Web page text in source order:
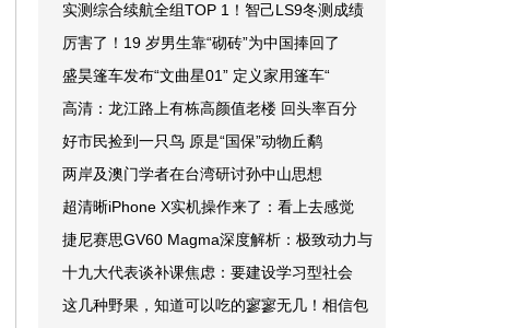
实测综合续航全组TOP 1！智己LS9冬测成绩
厉害了！19 岁男生靠“砌砖”为中国捧回了
盛昊篷车发布“文曲星01” 定义家用篷车“
高清：龙江路上有栋高颜值老楼 回头率百分
好市民捡到一只鸟 原是“国保”动物丘鹬
两岸及澳门学者在台湾研讨孙中山思想
超清晰iPhone X实机操作来了：看上去感觉
捷尼赛思GV60 Magma深度解析：极致动力与
十九大代表谈补课焦虑：要建设学习型社会
这几种野果，知道可以吃的寥寥无几！相信包